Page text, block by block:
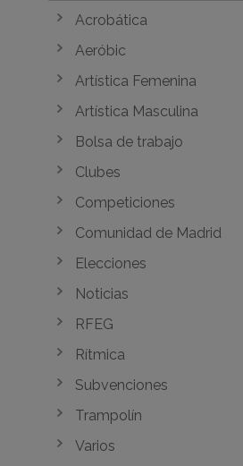
Acrobática
Aeróbic
Artística Femenina
Artística Masculina
Bolsa de trabajo
Clubes
Competiciones
Comunidad de Madrid
Elecciones
Noticias
RFEG
Rítmica
Subvenciones
Trampolín
Varios